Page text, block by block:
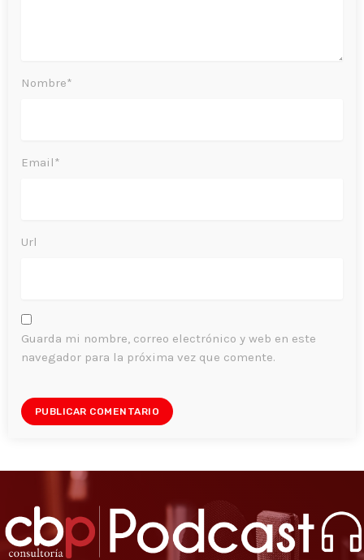
Nombre*
Email*
Url
Guarda mi nombre, correo electrónico y web en este
navegador para la próxima vez que comente.